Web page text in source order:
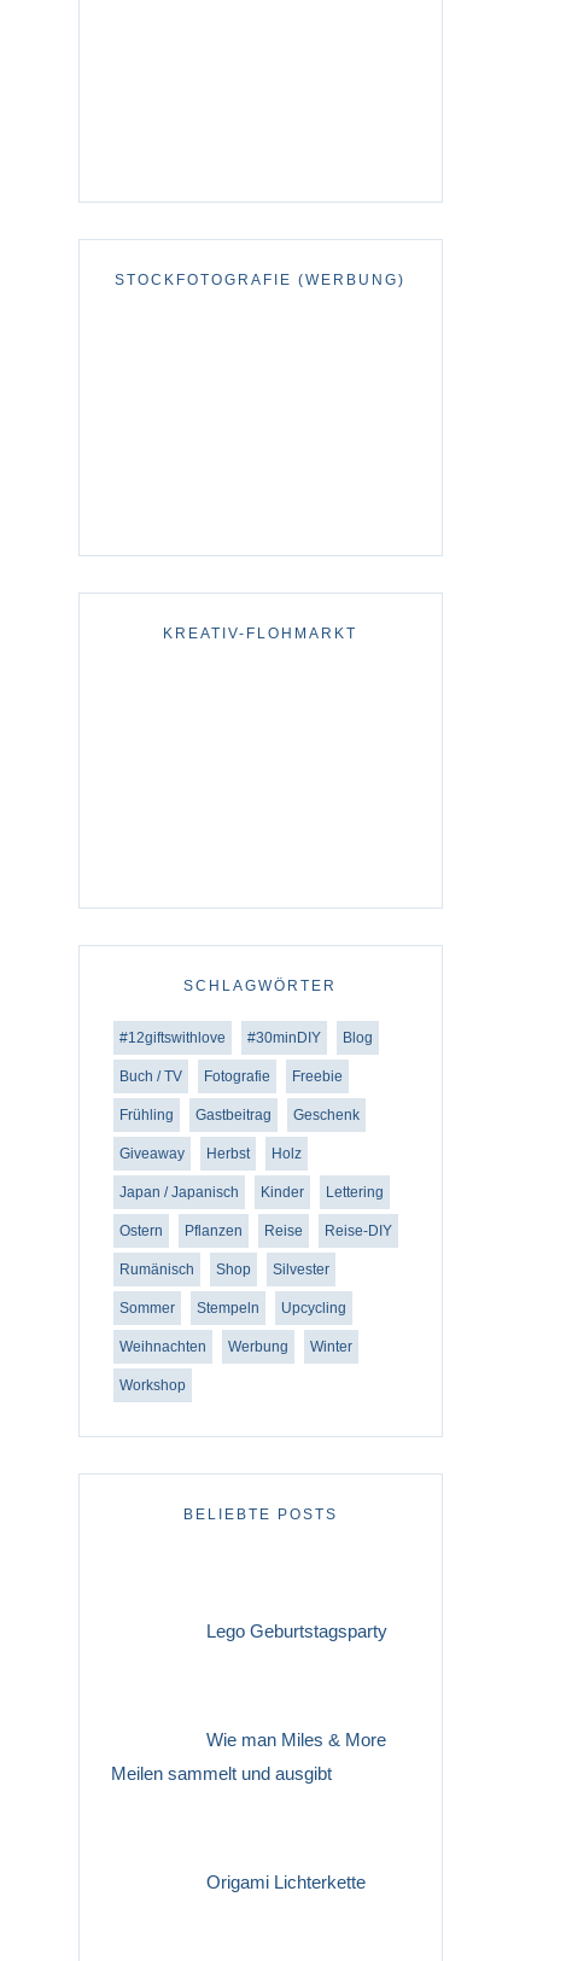
STOCKFOTOGRAFIE (WERBUNG)
KREATIV-FLOHMARKT
SCHLAGWÖRTER
#12giftswithlove #30minDIY Blog
Buch / TV Fotografie Freebie
Frühling Gastbeitrag Geschenk
Giveaway Herbst Holz
Japan / Japanisch Kinder Lettering
Ostern Pflanzen Reise Reise-DIY
Rumänisch Shop Silvester
Sommer Stempeln Upcycling
Weihnachten Werbung Winter
Workshop
BELIEBTE POSTS
Lego Geburtstagsparty
Wie man Miles & More
Meilen sammelt und ausgibt
Origami Lichterkette